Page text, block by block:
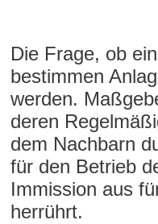
Die Frage, ob
bestimmen
werden.
deren
dem Nachbarn
für den Betrieb
Immission aus
herrührt.